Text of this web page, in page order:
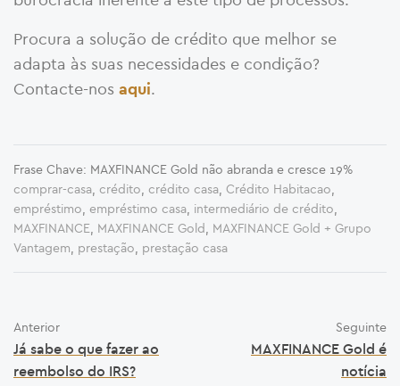
Procura a solução de crédito que melhor se
adapta às suas necessidades e condição?
Contacte-nos aqui.
Frase Chave: MAXFINANCE Gold não abranda e cresce 19%
comprar-casa, crédito, crédito casa, Crédito Habitacao,
empréstimo, empréstimo casa, intermediário de crédito,
MAXFINANCE, MAXFINANCE Gold, MAXFINANCE Gold + Grupo
Vantagem, prestação, prestação casa
Anterior
Já sabe o que fazer ao
reembolso do IRS?
Seguinte
MAXFINANCE Gold é
notícia